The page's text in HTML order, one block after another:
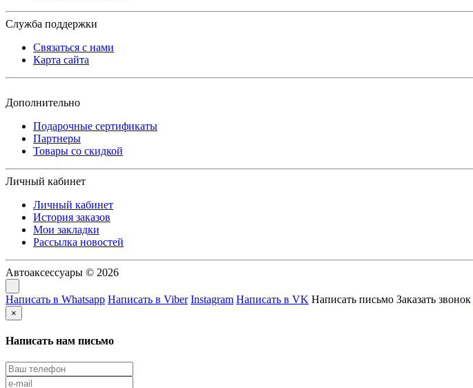
Служба поддержки
Связаться с нами
Карта сайта
Дополнительно
Подарочные сертификаты
Партнеры
Товары со скидкой
Личный кабинет
Личный кабинет
История заказов
Мои закладки
Рассылка новостей
Автоаксессуары © 2026
Написать в Whatsapp Написать в Viber Instagram Написать в VK Написать письмо Заказать звонок
×
Написать нам письмо